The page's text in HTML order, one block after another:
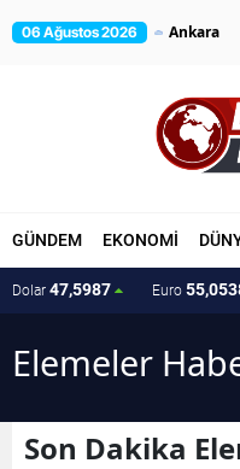
06 Ağustos 2026
GÜNDEM EKONOMİ
Dolar 47,5987 Euro
Elemeler
Son Dakika